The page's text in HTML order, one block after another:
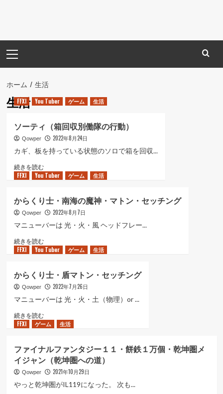
イ
ン
メ
ニ
ュ
ホーム 生活
生活
FFXI You Tuber ゲーム 生活
ソーティ（箱回収別働隊の行動）
Qowper 2022年8月24日
カギ、板を持っている状態のソロで箱を回収...
続きを読むソ
ー
（箱
回
収
働
隊
行
動）
に
つ
て
さ
に
読
む
FFXI You Tuber ゲーム 生活
からくり士・南海の魔神・マトン・セッチング
Qowper 2022年8月7日
マニューバーは 光・火・風 ヘッドフレー...
続きを読むか
ら
士・
南
海
魔
神・
ン・
セ
ッ
チ
FFXI You Tuber ゲーム 生活
からくり士・盾マトン・セッチング
Qowper 2022年7月26日
マニューバーは 光・火・土（物理）or ...
続きを読むか
ら
士・
盾
マ
ト
ン・
FFXI ゲーム 生活
ファイナルファンタジー１１・餅鉄１万個・乾坤圏メ
イジャン（乾坤圏への道）
Qowper 2021年10月29日
やっと乾坤圏がIL119になった。 次も...